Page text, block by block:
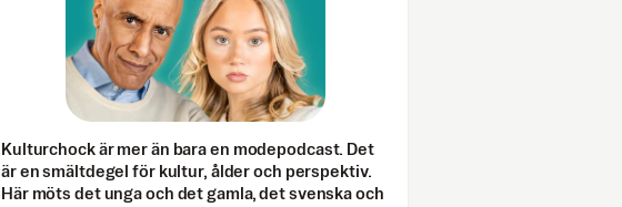
Kulturchock är mer än bara en modepodcast. Det
är en smältdegel för kultur, ålder och perspektiv.
Här möts det unga och det gamla, det svenska och